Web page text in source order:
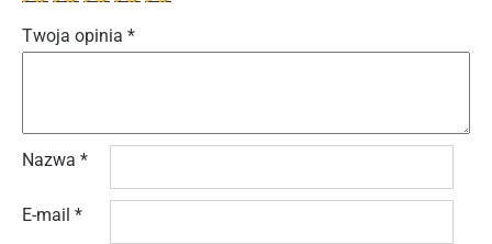
Twoja opinia *
Nazwa *
E-mail *